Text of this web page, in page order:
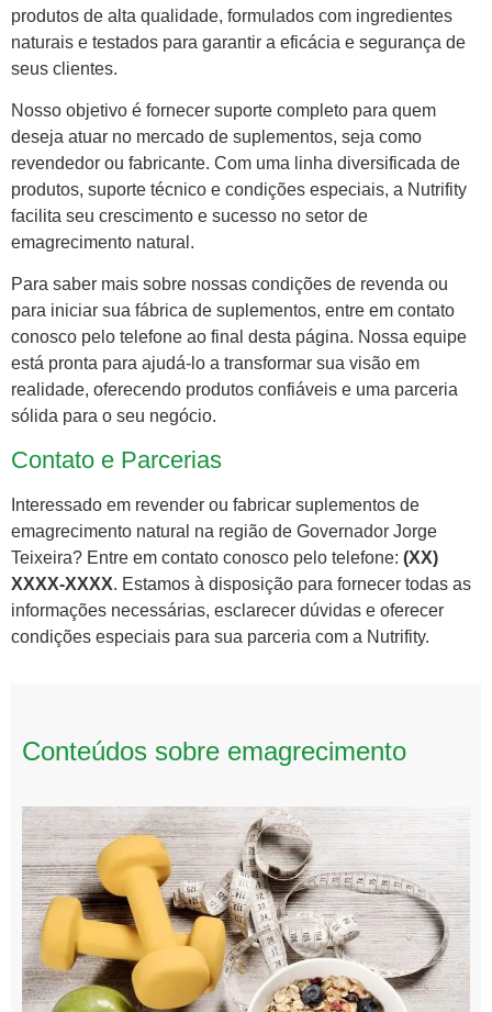
produtos de alta qualidade, formulados com ingredientes
naturais e testados para garantir a eficácia e segurança de
seus clientes.
Nosso objetivo é fornecer suporte completo para quem
deseja atuar no mercado de suplementos, seja como
revendedor ou fabricante. Com uma linha diversificada de
produtos, suporte técnico e condições especiais, a Nutrifity
facilita seu crescimento e sucesso no setor de
emagrecimento natural.
Para saber mais sobre nossas condições de revenda ou
para iniciar sua fábrica de suplementos, entre em contato
conosco pelo telefone ao final desta página. Nossa equipe
está pronta para ajudá-lo a transformar sua visão em
realidade, oferecendo produtos confiáveis e uma parceria
sólida para o seu negócio.
Contato e Parcerias
Interessado em revender ou fabricar suplementos de
emagrecimento natural na região de Governador Jorge
Teixeira? Entre em contato conosco pelo telefone: (XX)
XXXX-XXXX. Estamos à disposição para fornecer todas as
informações necessárias, esclarecer dúvidas e oferecer
condições especiais para sua parceria com a Nutrifity.
Conteúdos sobre emagrecimento